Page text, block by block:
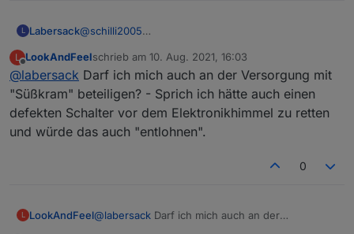
L Labersack@schilli2005
es mir gerne ansehen.
Es muss auch nicht gleich ein ganzes Lager drin
sein, eine Tüte ist auch schon ganz gut. ;-)
Falls du es mir schicken willst, dann am besten bei
DHL gleich online einen Rücksendepaketschein an
dich selbst beilegen und das Päckchen an mich
L
Offline
LookAndFeelschrieb am 10. Aug. 2021, 16:03
zuletzt editiert von
@labersack Darf ich mich auch an der Versorgung mit
"Süßkram" beteiligen? - Sprich ich hätte auch einen
defekten Schalter vor dem Elektronikhimmel zu retten
und würde das auch "entlohnen".
0
L LookAndFeel@labersack Darf ich mich auch an der